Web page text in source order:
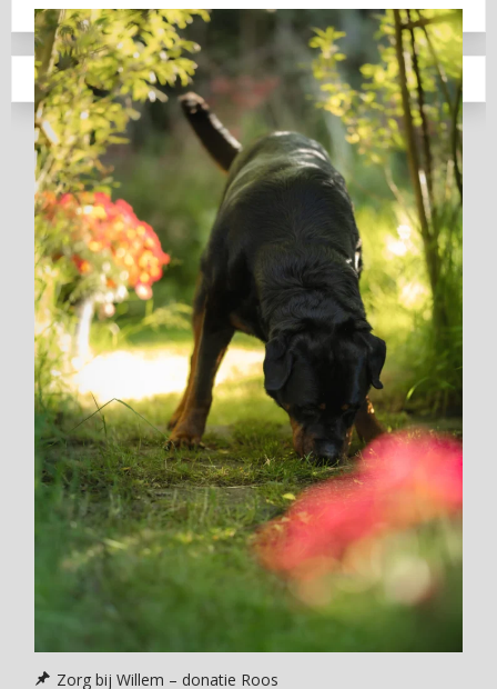
Zorg bij Willem – donatie Roos